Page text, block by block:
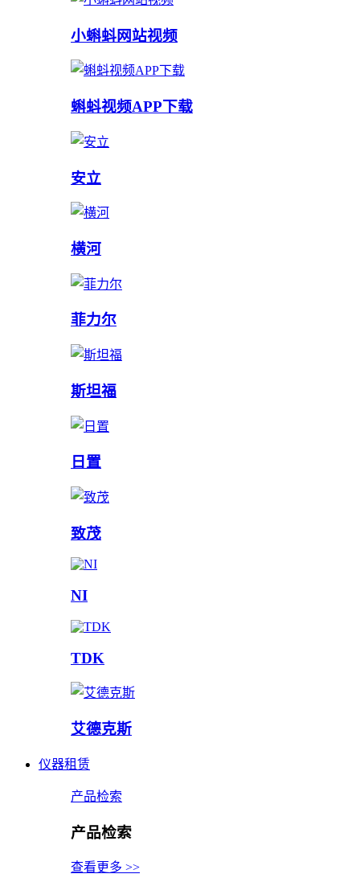
小蝌蚪网站视频
蝌蚪视频APP下载
安立
横河
菲力尔
斯坦福
日置
致茂
NI
TDK
艾德克斯
仪器租赁
产品检索
产品检索
查看更多 >>